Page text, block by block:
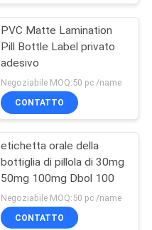
PVC Matte Lamination
Pill Bottle Label privato
adesivo
Negoziabile MOQ:50 pc /name
CONTATTO
etichetta orale della
bottiglia di pillola di 30mg
50mg 100mg Dbol 100
Negoziabile MOQ:50 pc /name
CONTATTO